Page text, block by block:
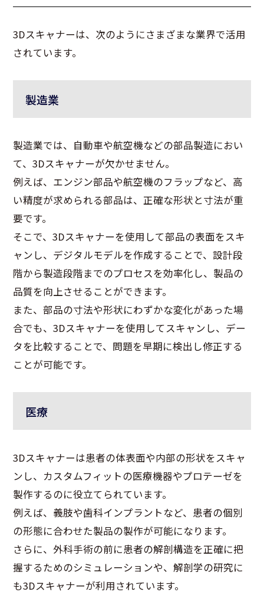
3Dスキャナーは、次のようにさまざまな業界で活用
されています。
製造業
製造業では、自動車や航空機などの部品製造におい
て、3Dスキャナーが欠かせません。
例えば、エンジン部品や航空機のフラップなど、高
い精度が求められる部品は、正確な形状と寸法が重
要です。
そこで、3Dスキャナーを使用して部品の表面をスキ
ャンし、デジタルモデルを作成することで、設計段
階から製造段階までのプロセスを効率化し、製品の
品質を向上させることができます。
また、部品の寸法や形状にわずかな変化があった場
合でも、3Dスキャナーを使用してスキャンし、デー
タを比較することで、問題を早期に検出し修正する
ことが可能です。
医療
3Dスキャナーは患者の体表面や内部の形状をスキャ
ンし、カスタムフィットの医療機器やプロテーゼを
製作するのに役立てられています。
例えば、義肢や歯科インプラントなど、患者の個別
の形態に合わせた製品の製作が可能になります。
さらに、外科手術の前に患者の解剖構造を正確に把
握するためのシミュレーションや、解剖学の研究に
も3Dスキャナーが利用されています。